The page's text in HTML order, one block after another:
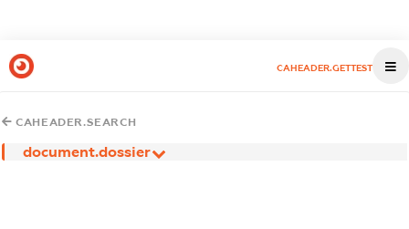
CAHEADER.GETTEST
CAHEADER.SEARCH
document.dossier